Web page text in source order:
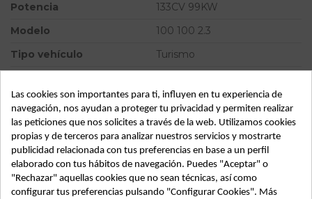
Potencia
133CV 99KW
Modelo
100 100 2.3
Tipo vehículo
Turismo
SubAlmacén
368
SubSubAlmacén
100029368
ID:
797889
Fecha disponible: 2022-04-04
Las cookies son importantes para ti, influyen en tu experiencia de
navegación, nos ayudan a proteger tu privacidad y permiten realizar
las peticiones que nos solicites a través de la web. Utilizamos cookies
propias y de terceros para analizar nuestros servicios y mostrarte
publicidad relacionada con tus preferencias en base a un perfil
elaborado con tus hábitos de navegación. Puedes "Aceptar" o
"Rechazar" aquellas cookies que no sean técnicas, así como
configurar tus preferencias pulsando "Configurar Cookies". Más